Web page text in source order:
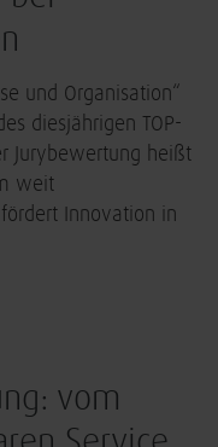
und Organisation“
diesjährigen TOP-
Jurybewertung heißt
weit
Innovation in
vom